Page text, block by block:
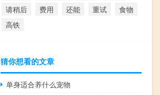
请稍后
费用 还能 重试
食物
高铁
猜你想看的文章
单身适合养什么宠物